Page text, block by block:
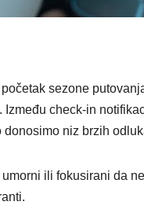
sezone
check-in
niz brzih
ili fokusirani da